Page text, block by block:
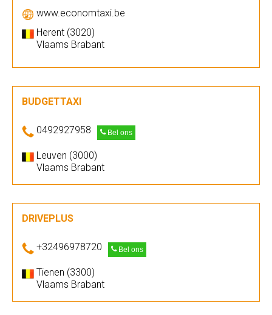
www.economtaxi.be
Herent (3020)
Vlaams Brabant
BUDGETTAXI
0492927958 Bel ons
Leuven (3000)
Vlaams Brabant
DRIVEPLUS
+32496978720 Bel ons
Tienen (3300)
Vlaams Brabant